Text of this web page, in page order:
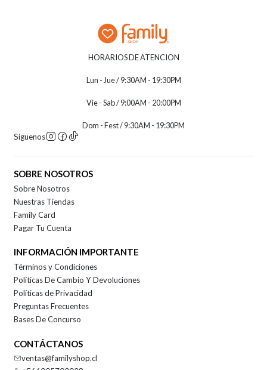
HORARIOS DE ATENCION
Lun - Jue / 9:30AM - 19:30PM
Vie - Sab / 9:00AM - 20:00PM
Dom - Fest / 9:30AM - 19:30PM
Síguenos
SOBRE NOSOTROS
Sobre Nosotros
Nuestras Tiendas
Family Card
Pagar Tu Cuenta
INFORMACIÓN IMPORTANTE
Términos y Condiciones
Políticas De Cambio Y Devoluciones
Políticas de Privacidad
Preguntas Frecuentes
Bases De Concurso
CONTÁCTANOS
ventas@familyshop.cl